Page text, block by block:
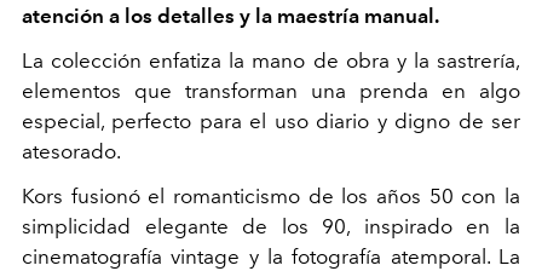
atención a los detalles y la maestría manual.
La colección enfatiza la mano de obra y la sastrería,
elementos que transforman una prenda en algo
especial, perfecto para el uso diario y digno de ser
atesorado.
Kors fusionó el romanticismo de los años 50 con la
simplicidad elegante de los 90, inspirado en la
cinematografía vintage y la fotografía atemporal. La